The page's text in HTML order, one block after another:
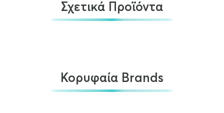
Σχετικά Προϊόντα
Κορυφαία Brands